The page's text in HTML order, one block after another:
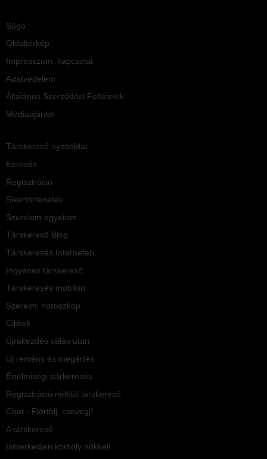
Súgó
Oldaltérkép
Impresszum, kapcsolat
Adatvédelem
Általános Szerződési Feltételek
Médiaajánlat
Társkereső nyitóoldal
Keresés
Regisztráció
Sikertörténetek
Szerelem egyetem
Társkereső Blog
Társkeresés Interneten
Ingyenes társkereső
Társkeresés mobilon
Szerelmi horoszkóp
Cikkek
Újrakezdés válás után
Új remény és megértés
Értelmiségi párkeresés
Regisztráció nélküli társkereső
Chat - Flörtölj, csevegj!
A társkereső
Ismerkedjen komoly nőkkel!